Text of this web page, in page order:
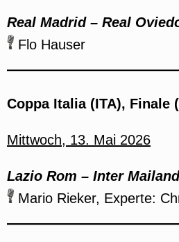
Real Madrid – Real
Flo Hauser
Coppa Italia (ITA), Finale
Mittwoch, 13. Mai 2026
Lazio Rom – Inter
Mario Rieker, Experte: